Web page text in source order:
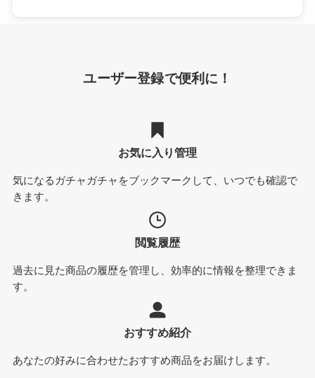
ユーザー登録で便利に！
お気に入り管理
気になるガチャガチャをブックマークして、いつでも確認で
きます。
閲覧履歴
過去に見た商品の履歴を管理し、効率的に情報を整理できま
す。
おすすめ紹介
あなたの好みに合わせたおすすめ商品をお届けします。